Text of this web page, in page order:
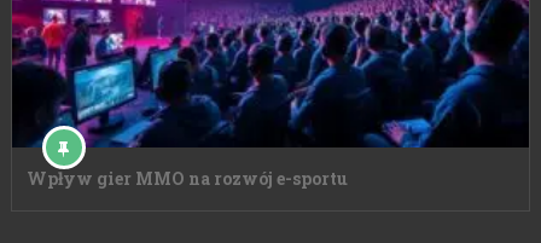
Wpływ gier MMO na rozwój e-sportu